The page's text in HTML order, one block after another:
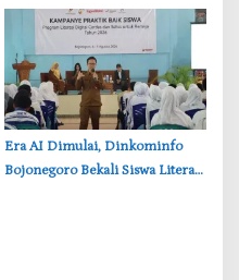
‎Era AI Dimulai, Dinkominfo
Bojonegoro Bekali Siswa Literasi